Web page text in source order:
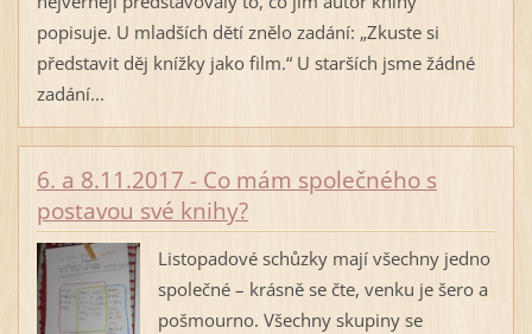
popisuje. U mladších dětí znělo zadání: „Zkuste si
představit děj knížky jako film.“ U starších jsme žádné
zadání...
6. a 8.11.2017 - Co mám společného s
postavou své knihy?
Listopadové schůzky mají všechny jedno
společné – krásně se čte, venku je šero a
pošmourno. Všechny skupiny se